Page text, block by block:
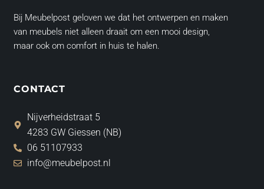
Bij Meubelpost geloven we dat het ontwerpen en maken
van meubels niet alleen draait om een mooi design,
maar ook om comfort in huis te halen.
CONTACT
Nijverheidstraat 5
4283 GW Giessen (NB)
06 51107933
info@meubelpost.nl